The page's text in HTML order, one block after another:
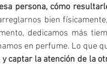
persona, cómo
bien
dedicamos más
en perfume. Lo que
captar la atención de la